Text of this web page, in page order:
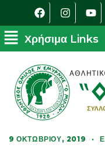
9 ΟΚΤΩΒΡΊΟΥ, 2019 ·